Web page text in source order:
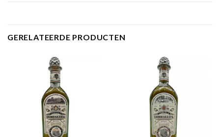
GERELATEERDE PRODUCTEN